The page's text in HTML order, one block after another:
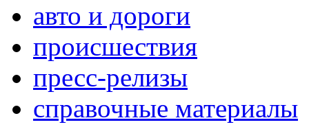
авто и дороги
происшествия
пресс-релизы
справочные материалы